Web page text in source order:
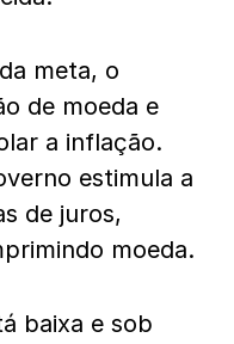
meta, o
de moeda e
a inflação.
estimula a
de juros,
moeda.
baixa e sob